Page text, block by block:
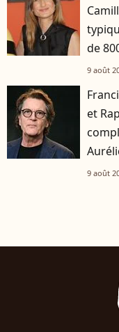
de
9 août
et
9 août